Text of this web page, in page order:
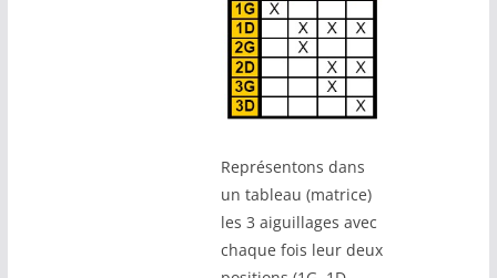
Représentons dans
un tableau (matrice)
les 3 aiguillages avec
chaque fois leur deux